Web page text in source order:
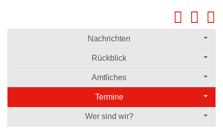
Nachrichten
Rückblick
Amtliches
Termine
Wer sind wir?